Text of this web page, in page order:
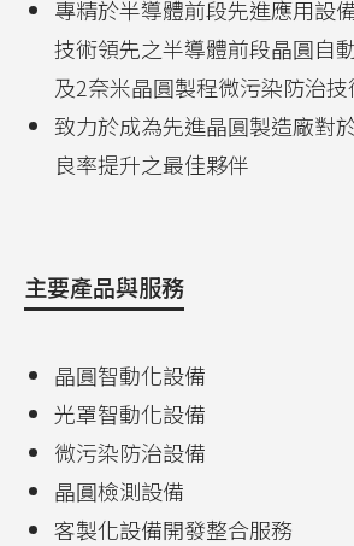
專精於半導體前段先進應用設
技術領先之半導體前段晶圓自
及2奈米晶圓製程微污染防治技
致力於成為先進晶圓製造廠對
良率提升之最佳夥伴
主要產品與服務
晶圓智動化設備
光罩智動化設備
微污染防治設備
晶圓檢測設備
客製化設備開發整合服務